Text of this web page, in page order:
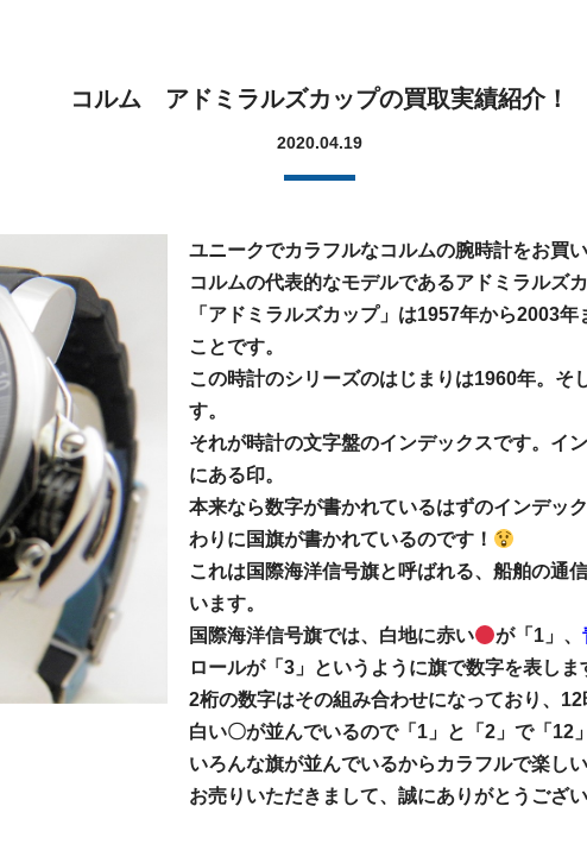
コルム アドミラルズカップの買取実績紹介！
2020.04.19
ユニークでカラフルなコルムの腕時計をお買
コルムの代表的なモデルであるアドミラルズカ
「アドミラルズカップ」は1957年から2003
ことです。
この時計のシリーズのはじまりは1960年。そ
す。
それが時計の文字盤のインデックスです。イ
にある印。
本来なら数字が書かれているはずのインデッ
わりに国旗が書かれているのです！
これは国際海洋信号旗と呼ばれる、船舶の通
います。
国際海洋信号旗では、白地に赤い
が「1」、
ロールが「3」というように旗で数字を表しま
2桁の数字はその組み合わせになっており、
白い〇が並んでいるので「1」と「2」で「12
いろんな旗が並んでいるからカラフルで楽し
お売りいただきまして、誠にありがとうござい